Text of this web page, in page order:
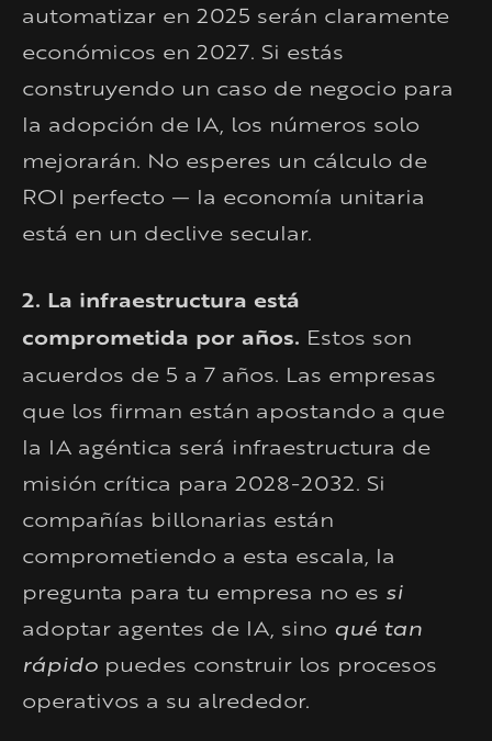
automatizar en 2025 serán claramente
económicos en 2027. Si estás
construyendo un caso de negocio para
la adopción de IA, los números solo
mejorarán. No esperes un cálculo de
ROI perfecto — la economía unitaria
está en un declive secular.
2. La infraestructura está
comprometida por años. Estos son
acuerdos de 5 a 7 años. Las empresas
que los firman están apostando a que
la IA agéntica será infraestructura de
misión crítica para 2028-2032. Si
compañías billonarias están
comprometiendo a esta escala, la
pregunta para tu empresa no es si
adoptar agentes de IA, sino qué tan
rápido puedes construir los procesos
operativos a su alrededor.